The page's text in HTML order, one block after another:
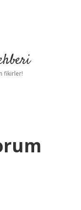
fikirler!